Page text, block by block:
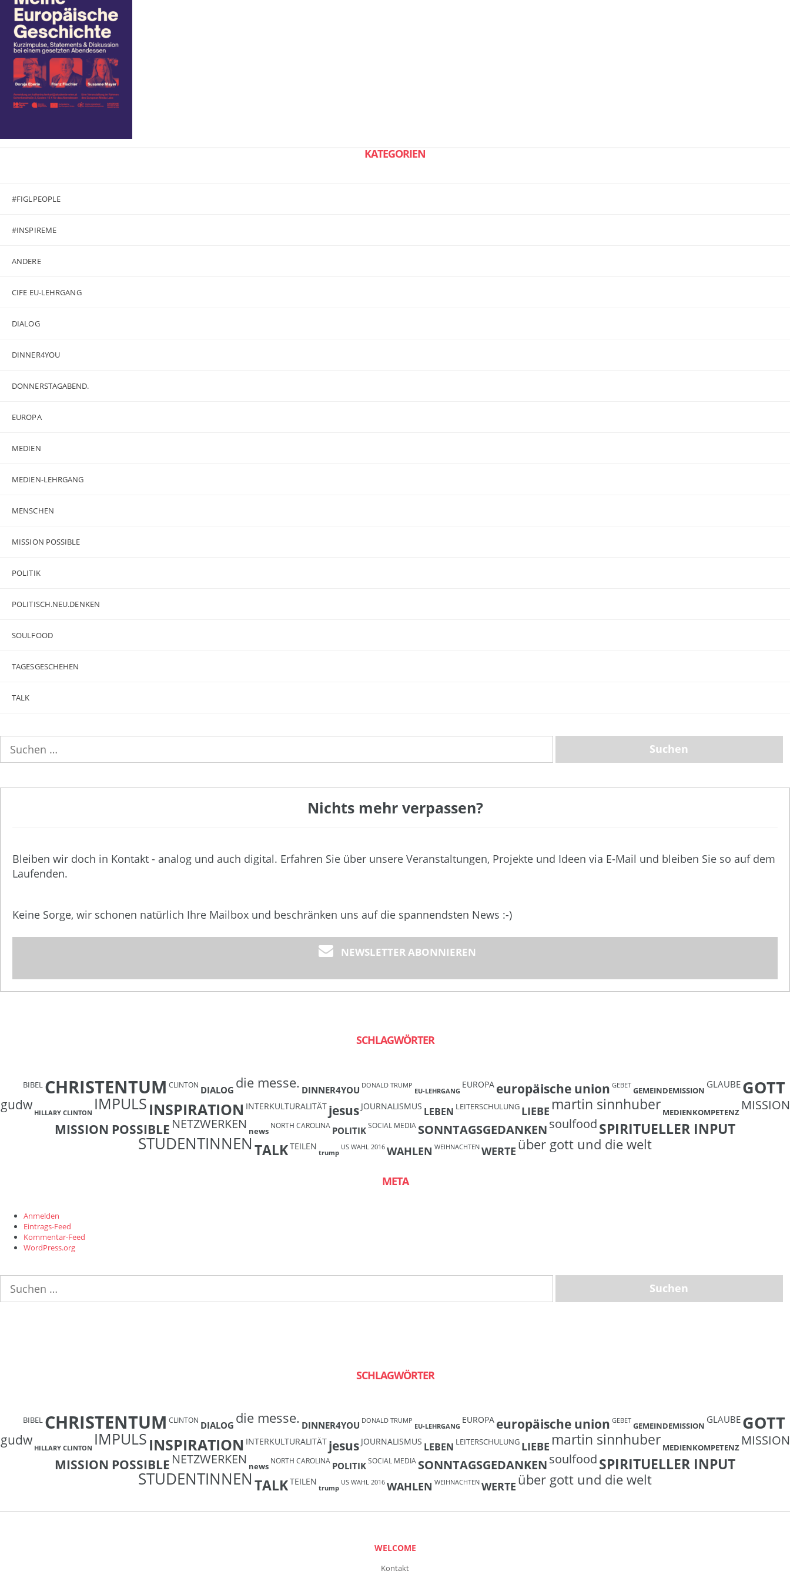
KATEGORIEN
#FIGLPEOPLE
#INSPIREME
ANDERE
CIFE EU-LEHRGANG
DIALOG
DINNER4YOU
DONNERSTAGABEND.
EUROPA
MEDIEN
MEDIEN-LEHRGANG
MENSCHEN
MISSION POSSIBLE
POLITIK
POLITISCH.NEU.DENKEN
SOULFOOD
TAGESGESCHEHEN
TALK
nach:
Nichts mehr verpassen?
Bleiben wir doch in Kontakt - analog und auch digital. Erfahren Sie über unsere Veranstaltungen, Projekte und Ideen via E-Mail und bleiben Sie so auf dem
Laufenden.
Keine Sorge, wir schonen natürlich Ihre Mailbox und beschränken uns auf die spannendsten News :-)
NEWSLETTER ABONNIEREN
SCHLAGWÖRTER
BIBEL CHRISTENTUM CLINTON DIALOG die messe. DINNER4YOU DONALD TRUMP
EU-LEHRGANG
EUROPA europäische union GEBET GEMEINDEMISSION
GLAUBE GOTT
gudw HILLARY CLINTON IMPULSINSPIRATION INTERKULTURALITÄT jesus JOURNALISMUS LEBEN LEITERSCHULUNG LIEBE martin sinnhuber MEDIENKOMPETENZ MISSION
MISSION POSSIBLE NETZWERKEN news
NORTH CAROLINA POLITIKSOCIAL MEDIA SONNTAGSGEDANKENsoulfoodSPIRITUELLER INPUT
STUDENTINNENTALKTEILEN
trump
US WAHL 2016 WAHLEN WEIHNACHTEN WERTE über gott und die welt
META
Anmelden
Eintrags-Feed
Kommentar-Feed
WordPress.org
nach:
SCHLAGWÖRTER
BIBEL CHRISTENTUM CLINTON DIALOG die messe. DINNER4YOU DONALD TRUMP
EU-LEHRGANG
EUROPA europäische union GEBET GEMEINDEMISSION
GLAUBE GOTT
gudw HILLARY CLINTON IMPULSINSPIRATION INTERKULTURALITÄT jesus JOURNALISMUS LEBEN LEITERSCHULUNG LIEBE martin sinnhuber MEDIENKOMPETENZ MISSION
MISSION POSSIBLE NETZWERKEN news
NORTH CAROLINA POLITIKSOCIAL MEDIA SONNTAGSGEDANKENsoulfoodSPIRITUELLER INPUT
STUDENTINNENTALKTEILEN
trump
US WAHL 2016 WAHLEN WEIHNACHTEN WERTE über gott und die welt
WELCOME
Kontakt